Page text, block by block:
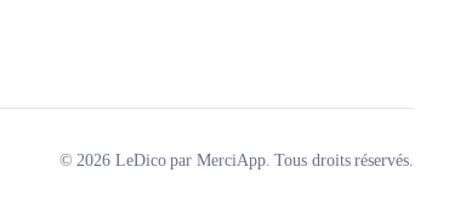
© 2026 LeDico par MerciApp. Tous droits réservés.